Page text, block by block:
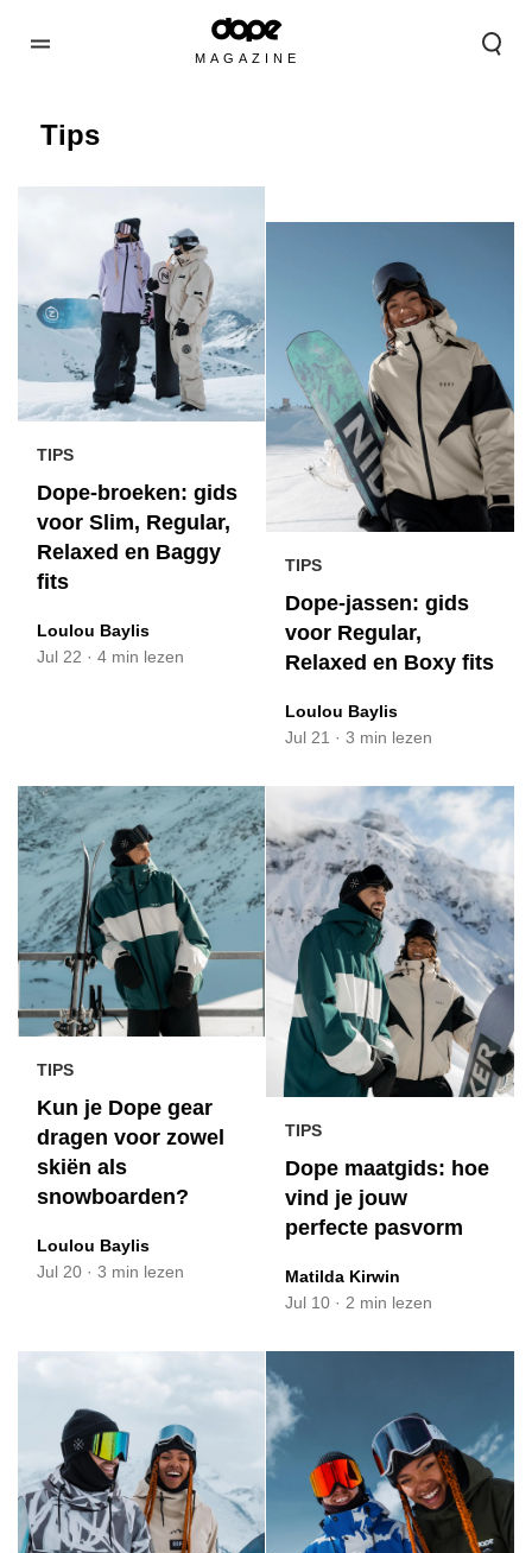
MAGAZINE
Tips
TIPS
Dope-broeken: gids
voor Slim, Regular,
Relaxed en Baggy
fits
Loulou Baylis
Jul 22 · 4 min lezen
TIPS
Dope-jassen: gids
voor Regular,
Relaxed en Boxy fits
Loulou Baylis
Jul 21 · 3 min lezen
TIPS
Kun je Dope gear
dragen voor zowel
skiën als
snowboarden?
Loulou Baylis
Jul 20 · 3 min lezen
TIPS
Dope maatgids: hoe
vind je jouw
perfecte pasvorm
Matilda Kirwin
Jul 10 · 2 min lezen